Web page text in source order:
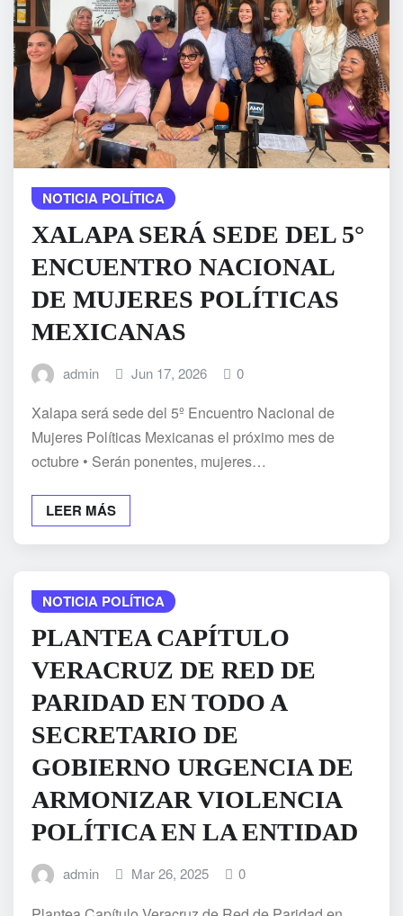
NOTICIA POLÍTICA
XALAPA SERÁ SEDE DEL 5°
ENCUENTRO NACIONAL
DE MUJERES POLÍTICAS
MEXICANAS
admin Jun 17, 2026 0
Xalapa será sede del 5º Encuentro Nacional de
Mujeres Políticas Mexicanas el próximo mes de
octubre • Serán ponentes, mujeres…
LEER MÁS
NOTICIA POLÍTICA
PLANTEA CAPÍTULO
VERACRUZ DE RED DE
PARIDAD EN TODO A
SECRETARIO DE
GOBIERNO URGENCIA DE
ARMONIZAR VIOLENCIA
POLÍTICA EN LA ENTIDAD
admin Mar 26, 2025 0